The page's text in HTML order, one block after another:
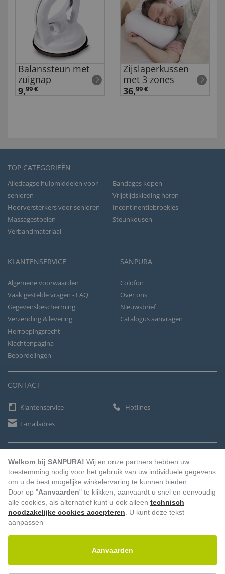
Balanssteun met
zuignap
9,99 €
Zijslaperkussen
met 3 zones
36,99 €
TOP CATEGORIEËN
Alledaagse hulpmiddelen voor
senioren
Bandages kopen
Vrijetijdskleding heren
Hoorversterkers voor senioren
Incontinentiebroekjes
Massagestoelen
Steunkousen
Verbandmateriaal
KLANTENSERVICE
Algemene voorwaarden
Vaak gestelde vragen - FAQ
Gegevensbescherming
Verzending & levering
Herroepingsrecht
Klachtenpagina
Beoordelingen
SANPURA
Colofon
Over ons
Nieuwsbrief
Catalogus aanvragen
CONTACT
Klantenservice
Hotlines
E-mailadres
Vooruitbetaling Factuur Automatische afschrijving
Welkom bij SANPURA! Wij en onze partners hebben uw
toestemming nodig voor het gebruik van uw individuele gegevens
om u de best mogelijke winkelervaring te kunnen bieden.
Door op "Aanvaarden" te klikken, aanvaardt u snel en eenvoudig
alle cookies, als alternatief kunt u ook alleen technisch
noodzakelijke cookies accepteren . U kunt deze tekst
aanpassen
Aanvaarden